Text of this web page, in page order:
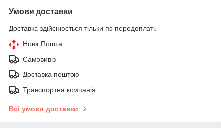
Умови доставки
Доставка здійснюється тільки по передоплаті.
Нова Пошта
Самовивіз
Доставка поштою
Транспортна компанія
Всі умови доставки